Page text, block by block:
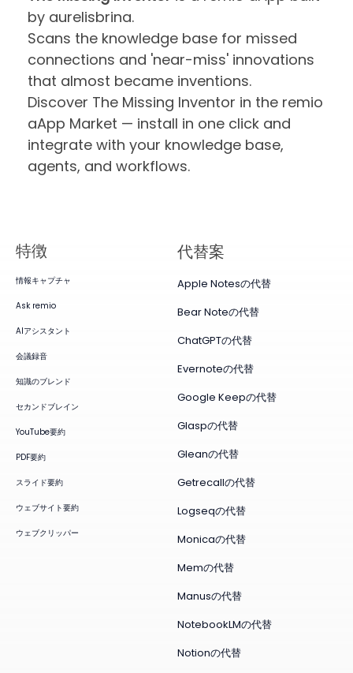
by aurelisbrina.
Scans the knowledge base for missed
connections and 'near-miss' innovations
that almost became inventions.
Discover The Missing Inventor in the remio
aApp Market — install in one click and
integrate with your knowledge base,
agents, and workflows.
特徴
情報キャプチャ
Ask remio
AIアシスタント
会議録音
知識のブレンド
セカンドブレイン
YouTube要約
PDF要約
スライド要約
ウェブサイト要約
ウェブクリッパー
代替案
Apple Notesの代替
Bear Noteの代替
ChatGPTの代替
Evernoteの代替
Google Keepの代替
Glaspの代替
Gleanの代替
Getrecallの代替
Logseqの代替
Monicaの代替
Memの代替
Manusの代替
NotebookLMの代替
Notionの代替